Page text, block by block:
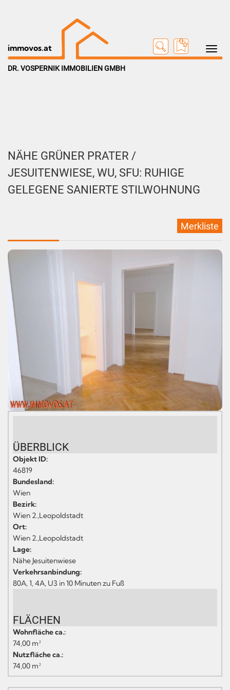
Toggle
immovos.at
0
DR. VOSPERNIK IMMOBILIEN GMBH
NÄHE GRÜNER PRATER /
JESUITENWIESE, WU, SFU: RUHIGE
GELEGENE SANIERTE STILWOHNUNG
Merkliste
ÜBERBLICK
Objekt ID:
46819
Bundesland:
Wien
Bezirk:
Wien 2.,Leopoldstadt
Ort:
Wien 2.,Leopoldstadt
Lage:
Nähe Jesuitenwiese
Verkehrsanbindung:
80A, 1, 4A, U3 in 10 Minuten zu Fuß
FLÄCHEN
Wohnfläche ca.:
74,00 m²
Nutzfläche ca.:
74,00 m²